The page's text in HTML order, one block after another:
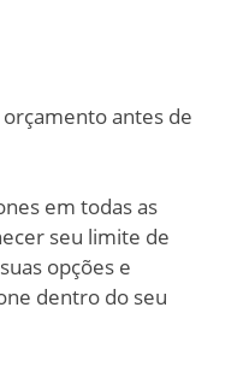
antes de
em todas as
seu limite de
opções e
dentro do seu